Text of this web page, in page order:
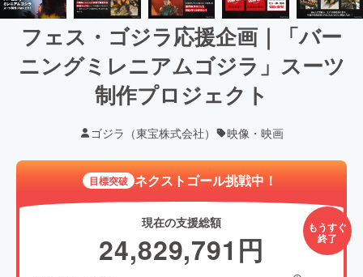
フェス・ゴジラ応援企画｜「バー
ニングミレニアムゴジラ」スーツ
制作プロジェクト
ゴジラ（東宝株式会社） 映像・映画
目標突破 ネクストゴール挑戦中！
もうすぐ
終了
現在の支援総額
24,829,791 円